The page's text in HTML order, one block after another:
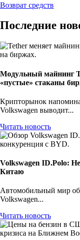
Возврат средств
Последние
Модульный майнинг
«пустые» стаканы
Крипторынок
Volkswagen выводит...
Читать новость
Volkswagen ID.Polo:
Китаю
Автомобильный мир
Volkswagen...
Читать новость